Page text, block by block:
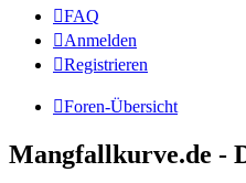
FAQ
Anmelden
Registrieren
Foren-Übersicht
Mangfallkurve.de -